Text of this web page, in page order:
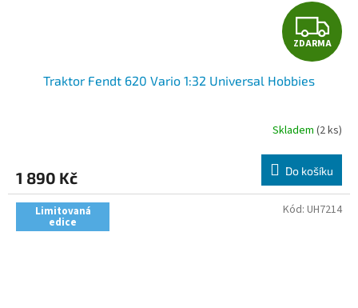
Z
D
R
M
A
ZDARMA
Traktor Fendt 620 Vario 1:32 Universal Hobbies
Skladem (2 ks)
1 890 Kč Do košíku
Limitovaná
edice
Kód: UH7214